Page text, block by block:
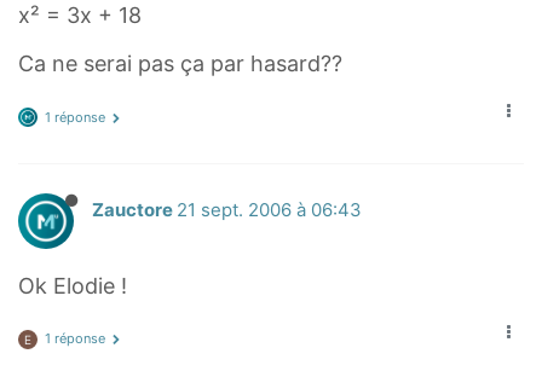
x² = 3x + 18
Ca ne serai pas ça par hasard??
1 réponse
Zauctore 21 sept. 2006 à 06:43
Ok Elodie !
E 1 réponse